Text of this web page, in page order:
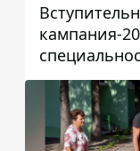
кампания-